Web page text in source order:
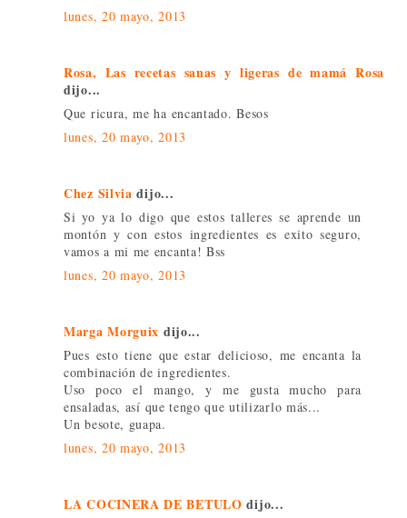
lunes, 20 mayo, 2013
Rosa, Las recetas sanas y ligeras de mamá Rosa
dijo...
Que ricura, me ha encantado. Besos
lunes, 20 mayo, 2013
Chez Silvia dijo...
Si yo ya lo digo que estos talleres se aprende un
montón y con estos ingredientes es exito seguro,
vamos a mi me encanta! Bss
lunes, 20 mayo, 2013
Marga Morguix dijo...
Pues esto tiene que estar delicioso, me encanta la
combinación de ingredientes.
Uso poco el mango, y me gusta mucho para
ensaladas, así que tengo que utilizarlo más...
Un besote, guapa.
lunes, 20 mayo, 2013
LA COCINERA DE BETULO dijo...